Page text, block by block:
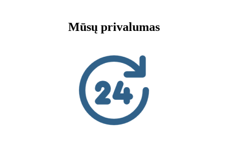
Mūsų privalumas